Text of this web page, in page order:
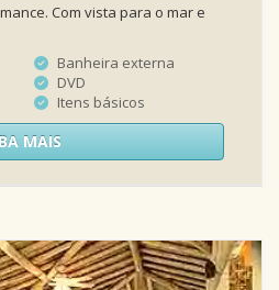
Com vista para o mar e
Banheira externa
DVD
Itens básicos
MAIS